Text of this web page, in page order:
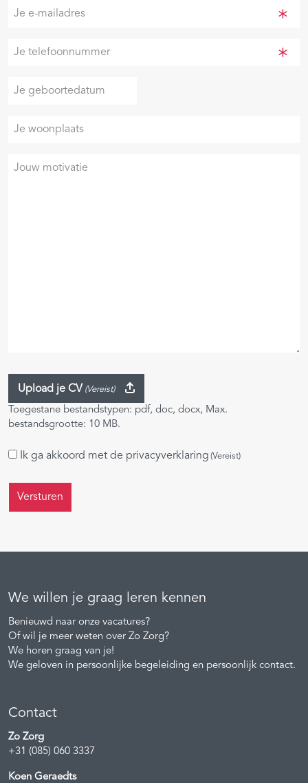
Je
(Vereist)
Je
Je
geboortedatum
DD
MM
Je
woonplaats
Je
Upload je CV (Vereist)
Toegestane bestandstypen: pdf, doc, docx, Max.
bestandsgrootte: 10 MB.
Instemming
Ik ga akkoord met de privacyverklaring (Vereist)
We willen je graag leren kennen
Benieuwd naar onze vacatures?
Of wil je meer weten over Zo Zorg?
We horen graag van je!
We geloven in persoonlijke begeleiding en persoonlijk contact.
Contact
Zo Zorg
+31 (085) 060 3337
Koen Geraedts